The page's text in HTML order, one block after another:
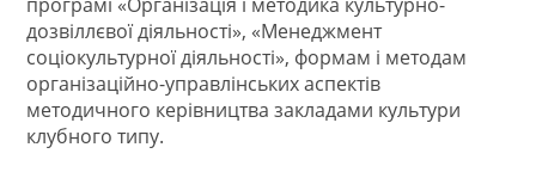
дозвіллєвої діяльності», «Менеджмент
соціокультурної діяльності», формам і методам
організаційно-управлінських аспектів
методичного керівництва закладами культури
клубного типу.